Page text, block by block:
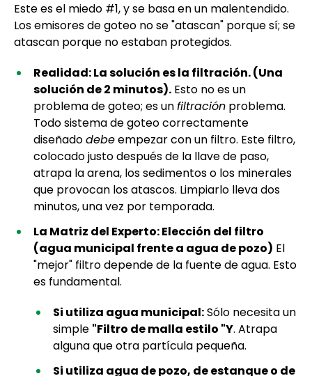
Este es el miedo #1, y se basa en un malentendido.
Los emisores de goteo no se "atascan" porque sí; se
atascan porque no estaban protegidos.
Realidad: La solución es la filtración. (Una
solución de 2 minutos). Esto no es un
problema de goteo; es unfiltración problema.
Todo sistema de goteo correctamente
diseñadodebeempezar con un filtro. Este filtro,
colocado justo después de la llave de paso,
atrapa la arena, los sedimentos o los minerales
que provocan los atascos. Limpiarlo lleva dos
minutos, una vez por temporada.
La Matriz del Experto: Elección del filtro
(agua municipal frente a agua de pozo) El
"mejor" filtro depende de la fuente de agua. Esto
es fundamental.
Si utiliza agua municipal:Sólo necesita un
simple "Filtro de malla estilo "Y. Atrapa
alguna que otra partícula pequeña.
Si utiliza agua de pozo, de estanque o de